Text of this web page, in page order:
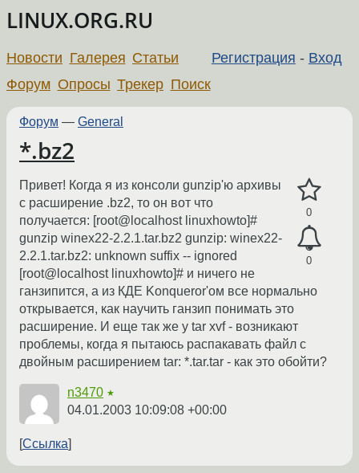
LINUX.ORG.RU
Регистрация - Вход
Новости Галерея Статьи
Форум Опросы Трекер Поиск
Форум — General
*.bz2
0
0
Привет! Когда я из консоли gunzip'ю архивы
с расширение .bz2, то он вот что
получается: [root@localhost linuxhowto]#
gunzip winex22-2.2.1.tar.bz2 gunzip: winex22-
2.2.1.tar.bz2: unknown suffix -- ignored
[root@localhost linuxhowto]# и ничего не
ганзипится, а из КДЕ Konqueror'ом все нормально
открывается, как научить ганзип понимать это
расширение. И еще так же у tar xvf - возникают
проблемы, когда я пытаюсь распакавать файл с
двойным расширением tar: *.tar.tar - как это обойти?
n3470 ★
04.01.2003 10:09:08 +00:00
Ссылка